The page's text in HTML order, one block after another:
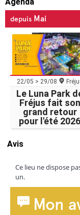
depuis Mai
22/05 > 29/08
Le Luna Park
Fréjus fait son
grand retour
pour l'été 2026
Avis
Ce lieu ne dispose
un.
Mon